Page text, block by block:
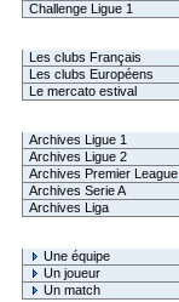
Challenge Ligue 1
Les clubs Français
Les clubs Européens
Le mercato estival
Archives Ligue 1
Archives Ligue 2
Archives Premier League
Archives Serie A
Archives Liga
Une équipe
Un joueur
Un match